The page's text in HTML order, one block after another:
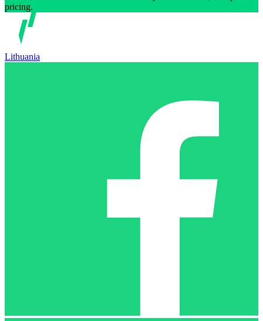
pricing.
Lithuania